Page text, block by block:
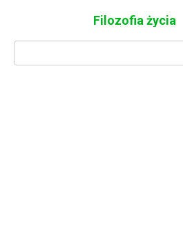
Filozofia życia
Search: